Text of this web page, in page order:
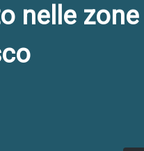
nelle zone